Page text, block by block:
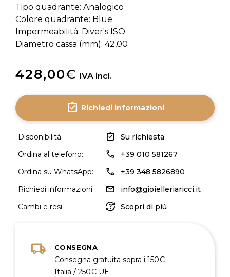
Tipo quadrante: Analogico
Colore quadrante: Blue
Impermeabilità: Diver's ISO
Diametro cassa (mm): 42,00
428,00€ IVA incl.
assignment_turned_in Richiedi informazioni
Disponibilità: assignment_turned_in
Su richiesta
Ordina al telefono:
call
+39 010 581267
Ordina su WhatsApp:
call
+39 348 5826890
Richiedi informazioni:
mail
info@gioielleriaricci.it
Cambi e resi:
question_exchange Scopri di più
local_shipping CONSEGNA
Consegna gratuita sopra i 150€
Italia / 250€ UE